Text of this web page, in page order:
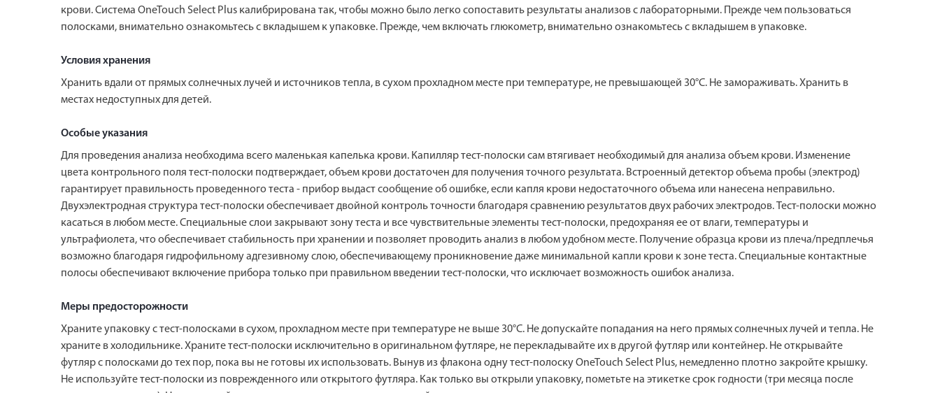
крови. Система OneTouch Select Plus калибрирована так, чтобы можно было легко сопоставить результаты анализов с лабораторными. Прежде чем пользоваться
полосками, внимательно ознакомьтесь с вкладышем к упаковке. Прежде, чем включать глюкометр, внимательно ознакомьтесь с вкладышем в упаковке.
Условия хранения
Хранить вдали от прямых солнечных лучей и источников тепла, в сухом прохладном месте при температуре, не превышающей 30°С. Не замораживать. Хранить в
местах недоступных для детей.
Особые указания
Для проведения анализа необходима всего маленькая капелька крови. Капилляр тест-полоски сам втягивает необходимый для анализа объем крови. Изменение
цвета контрольного поля тест-полоски подтверждает, объем крови достаточен для получения точного результата. Встроенный детектор объема пробы (электрод)
гарантирует правильность проведенного теста - прибор выдаст сообщение об ошибке, если капля крови недостаточного объема или нанесена неправильно.
Двухэлектродная структура тест-полоски обеспечивает двойной контроль точности благодаря сравнению результатов двух рабочих электродов. Тест-полоски можно
касаться в любом месте. Специальные слои закрывают зону теста и все чувствительные элементы тест-полоски, предохраняя ее от влаги, температуры и
ультрафиолета, что обеспечивает стабильность при хранении и позволяет проводить анализ в любом удобном месте. Получение образца крови из плеча/предплечья
возможно благодаря гидрофильному адгезивному слою, обеспечивающему проникновение даже минимальной капли крови к зоне теста. Специальные контактные
полосы обеспечивают включение прибора только при правильном введении тест-полоски, что исключает возможность ошибок анализа.
Меры предосторожности
Храните упаковку с тест-полосками в сухом, прохладном месте при температуре не выше 30°C. Не допускайте попадания на него прямых солнечных лучей и тепла. Не
храните в холодильнике. Храните тест-полоски исключительно в оригинальном футляре, не перекладывайте их в другой футляр или контейнер. Не открывайте
футляр с полосками до тех пор, пока вы не готовы их использовать. Вынув из флакона одну тест-полоску OneTouch Select Plus, немедленно плотно закройте крышку.
Не используйте тест-полоски из поврежденного или открытого футляра. Как только вы открыли упаковку, пометьте на этикетке срок годности (три месяца после